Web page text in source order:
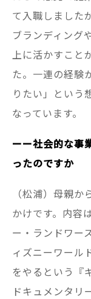
て入職しました
ブランディング
上に活かすこと
た。一連の経験
りたい」という
なっています。
ーー社会的な事
ったのですか
（松浦）母親
かけです。内容
ー・ランドワー
ィズニーワール
をやるという『
ドキュメンタリ